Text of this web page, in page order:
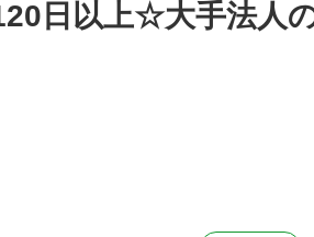
日以上☆大手法人